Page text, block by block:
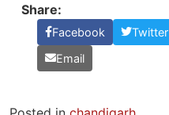
Share:
Facebook Twitter
Email